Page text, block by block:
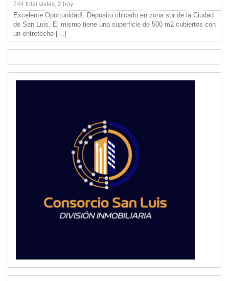
744 total vistas, 2 hoy
Excelente Oportunidad!. Deposito ubicado en zona sur de la Ciudad
de San Luis. El mismo tiene una superficie de 500 m2 cubiertos con
un entretecho […]